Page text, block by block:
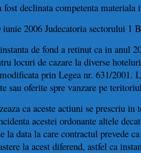
declinata competenta
2006 Judecatoria sectorului 1
de fond a retinut ca in
locuri de cazare la diverse
prin Legea nr. 631/
sau oferite spre vanzare pe
ca aceste actiuni se prescriu
acestei ordonante altele
la data la care contractul prevede
la acest diferend, astfel ca